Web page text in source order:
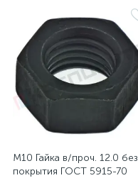
М10 Гайка в/проч. 12.0 без
покрытия ГОСТ 5915-70